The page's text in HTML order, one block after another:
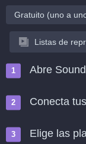
Gratuito (uno a
Listas de
Abre
Conecta
Elige las